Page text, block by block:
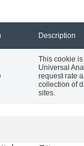
Description
This cookie
Universal
request rate
collection of
sites.